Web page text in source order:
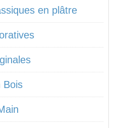
en plâtre
Bois